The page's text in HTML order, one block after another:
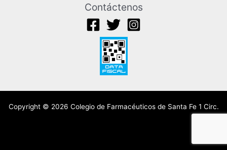
Contáctenos
Copyright © 2026 Colegio de Farmacéuticos de Santa Fe 1 Circ.